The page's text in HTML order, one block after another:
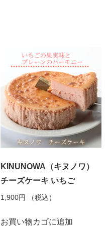
KINUNOWA（キヌノワ）
チーズケーキ いちご
1,900円 （税込）
お買い物カゴに追加